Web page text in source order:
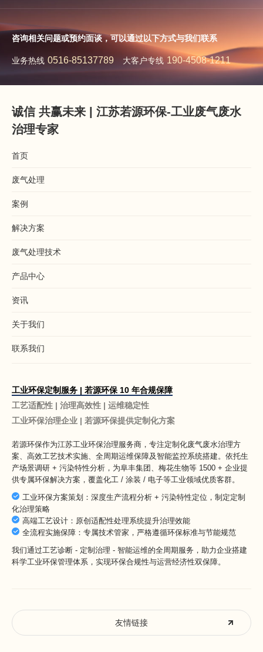
咨询相关问题或预约面谈，可以通过以下方式与我们联系
业务热线 0516-85137789 大客户专线 190-4508-1211
诚信 共赢未来 | 江苏若源环保-工业废气废水
治理专家
首页
废气处理
案例
解决方案
废气处理技术
产品中心
资讯
关于我们
联系我们
工业环保定制服务 | 若源环保 10 年合规保障
工艺适配性 | 治理高效性 | 运维稳定性
工业环保治理企业 | 若源环保提供定制化方案
若源环保作为江苏工业环保治理服务商 ，专注定制化废气废水治理方
案、高效工艺技术实施、全周期运维保障及智能监控系统搭建。依托生
产场景调研 + 污染特性分析，为阜丰集团、梅花生物等 1500 + 企业提
供专属环保解决方案，覆盖化工 / 涂装 / 电子等工业领域优质客群。
工业环保方案策划：深度生产流程分析 + 污染特性定位，制定定制
化治理策略
高端工艺设计：原创适配性处理系统提升治理效能
全流程实施保障：专属技术管家，严格遵循环保标准与节能规范
我们通过工艺诊断 - 定制治理 - 智能运维的全周期服务，助力企业搭建
科学工业环保管理体系，实现环保合规性与运营经济性双保障。
友情链接